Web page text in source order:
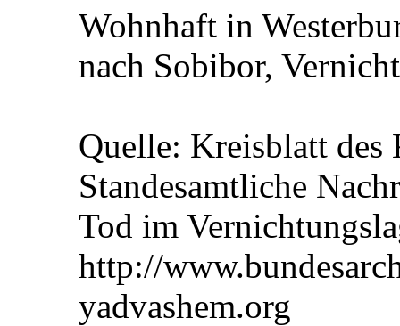
Wohnhaft in
nach Sobibor,
Quelle: Kreisblatt des
Standesamtliche
Tod im
http://
yadvashem.org